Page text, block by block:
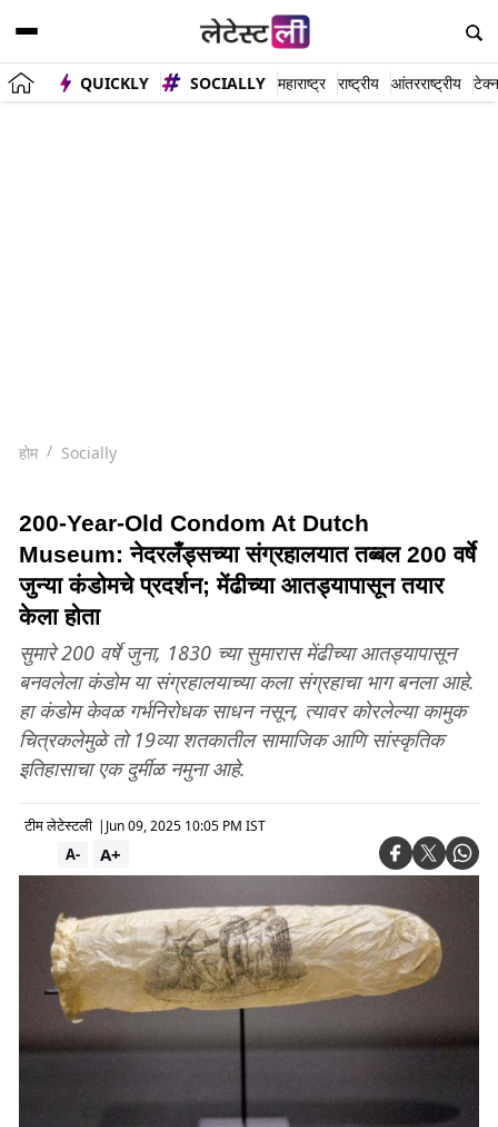
QUICKLY SOCIALLY महाराष्ट्र राष्ट्रीय आंतरराष्ट्रीय
होम Socially
200-Year-Old Condom At Dutch
Museum: नेदरलँड्सच्या संग्रहालयात तब्बल 200 वर्षे
जुन्या कंडोमचे प्रदर्शन; मेंढीच्या आतड्यापासून तयार
केला होता
सुमारे 200 वर्षे जुना, 1830 च्या सुमारास मेंढीच्या आतड्यापासून
बनवलेला कंडोम या संग्रहालयाच्या कला संग्रहाचा भाग बनला आहे.
हा कंडोम केवळ गर्भनिरोधक साधन नसून, त्यावर कोरलेल्या कामुक
चित्रकलेमुळे तो 19व्या शतकातील सामाजिक आणि सांस्कृतिक
इतिहासाचा एक दुर्मीळ नमुना आहे.
टीम लेटेस्टली | Jun 09, 2025 10:05 PM IST
A+
A-